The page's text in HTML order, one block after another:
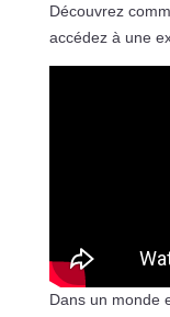
Découvrez
accédez à une
Dans un monde